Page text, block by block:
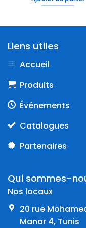
Liens utiles
Accueil
Produits
Événements
Catalogues
Partenaires
Qui sommes-
Nos locaux
20 rue
Manar 4, Tunis